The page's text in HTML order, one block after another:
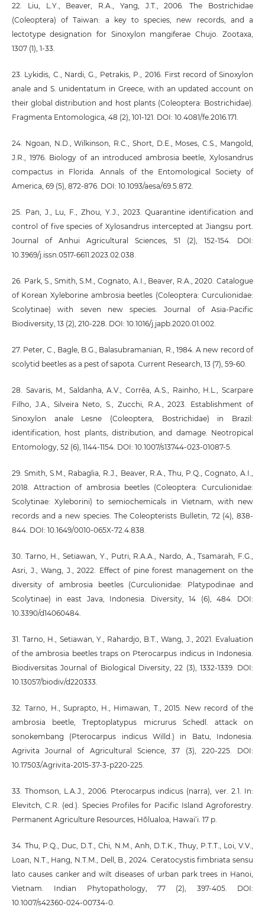
22. Liu, L.Y., Beaver, R.A., Yang, J.T., 2006. The Bostrichidae
(Coleoptera) of Taiwan: a key to species, new records, and a
lectotype designation for Sinoxylon mangiferae Chujo. Zootaxa,
1307 (1), 1-33.
23. Lykidis, C., Nardi, G., Petrakis, P., 2016. First record of Sinoxylon
anale and S. unidentatum in Greece, with an updated account on
their global distribution and host plants (Coleoptera: Bostrichidae).
Fragmenta Entomologica, 48 (2), 101-121. DOI: 10.4081/fe.2016.171.
24. Ngoan, N.D., Wilkinson, R.C., Short, D.E., Moses, C.S., Mangold,
J.R., 1976. Biology of an introduced ambrosia beetle, Xylosandrus
compactus in Florida. Annals of the Entomological Society of
America, 69 (5), 872-876. DOI: 10.1093/aesa/69.5.872.
25. Pan, J., Lu, F., Zhou, Y.J., 2023. Quarantine identification and
control of five species of Xylosandrus intercepted at Jiangsu port.
Journal of Anhui Agricultural Sciences, 51 (2), 152-154. DOI:
10.3969/j.issn.0517-6611.2023.02.038.
26. Park, S., Smith, S.M., Cognato, A.I., Beaver, R.A., 2020. Catalogue
of Korean Xyleborine ambrosia beetles (Coleoptera: Curculionidae:
Scolytinae) with seven new species. Journal of Asia-Pacific
Biodiversity, 13 (2), 210-228. DOI: 10.1016/j.japb.2020.01.002.
27. Peter, C., Bagle, B.G., Balasubramanian, R., 1984. A new record of
scolytid beetles as a pest of sapota. Current Research, 13 (7), 59-60.
28. Savaris, M., Saldanha, A.V., Corrêa, A.S., Rainho, H.L., Scarpare
Filho, J.A., Silveira Neto, S., Zucchi, R.A., 2023. Establishment of
Sinoxylon anale Lesne (Coleoptera, Bostrichidae) in Brazil:
identification, host plants, distribution, and damage. Neotropical
Entomology, 52 (6), 1144-1154. DOI: 10.1007/s13744-023-01087-5.
29. Smith, S.M., Rabaglia, R.J., Beaver, R.A., Thu, P.Q., Cognato, A.I.,
2018. Attraction of ambrosia beetles (Coleoptera: Curculionidae:
Scolytinae: Xyleborini) to semiochemicals in Vietnam, with new
records and a new species. The Coleopterists Bulletin, 72 (4), 838-
844. DOI: 10.1649/0010-065X-72.4.838.
30. Tarno, H., Setiawan, Y., Putri, R.A.A., Nardo, A., Tsamarah, F.G.,
Asri, J., Wang, J., 2022. Effect of pine forest management on the
diversity of ambrosia beetles (Curculionidae: Platypodinae and
Scolytinae) in east Java, Indonesia. Diversity, 14 (6), 484. DOI:
10.3390/d14060484.
31. Tarno, H., Setiawan, Y., Rahardjo, B.T., Wang, J., 2021. Evaluation
of the ambrosia beetles traps on Pterocarpus indicus in Indonesia.
Biodiversitas Journal of Biological Diversity, 22 (3), 1332-1339. DOI:
10.13057/biodiv/d220333.
32. Tarno, H., Suprapto, H., Himawan, T., 2015. New record of the
ambrosia beetle, Treptoplatypus micrurus Schedl. attack on
sonokembang (Pterocarpus indicus Willd.) in Batu, Indonesia.
Agrivita Journal of Agricultural Science, 37 (3), 220-225. DOI:
10.17503/Agrivita-2015-37-3-p220-225.
33. Thomson, L.A.J., 2006. Pterocarpus indicus (narra), ver. 2.1. In:
Elevitch, C.R. (ed.). Species Profiles for Pacific Island Agroforestry.
Permanent Agriculture Resources, Hōlualoa, Hawai‘i. 17 p.
34. Thu, P.Q., Duc, D.T., Chi, N.M., Anh, D.T.K., Thuy, P.T.T., Loi, V.V.,
Loan, N.T., Hang, N.T.M., Dell, B., 2024. Ceratocystis fimbriata sensu
lato causes canker and wilt diseases of urban park trees in Hanoi,
Vietnam. Indian Phytopathology, 77 (2), 397-405. DOI:
10.1007/s42360-024-00734-0.